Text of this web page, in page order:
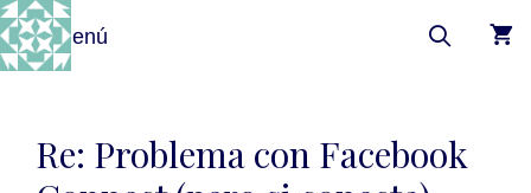
Menú
Re: Problema con Facebook